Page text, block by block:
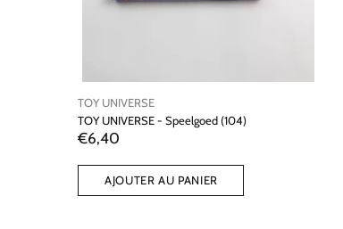
TOY UNIVERSE
TOY UNIVERSE - Speelgoed (104)
€6,40
AJOUTER AU PANIER